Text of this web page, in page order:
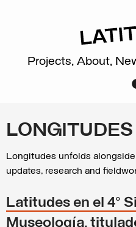
Projects, About,
LONGITUDES
Longitudes unfolds
updates, research and
Latitudes en el 4º
Museología,